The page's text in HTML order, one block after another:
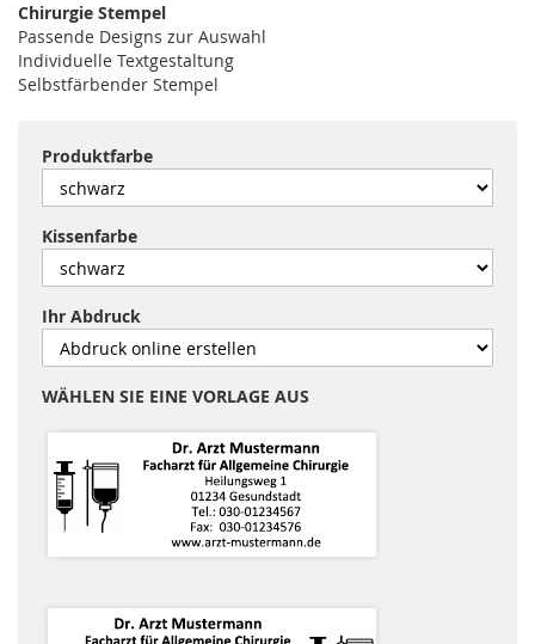
Chirurgie Stempel
Passende Designs zur Auswahl
Individuelle Textgestaltung
Selbstfärbender Stempel
Produktfarbe
Kissenfarbe
Ihr Abdruck
WÄHLEN SIE EINE VORLAGE AUS